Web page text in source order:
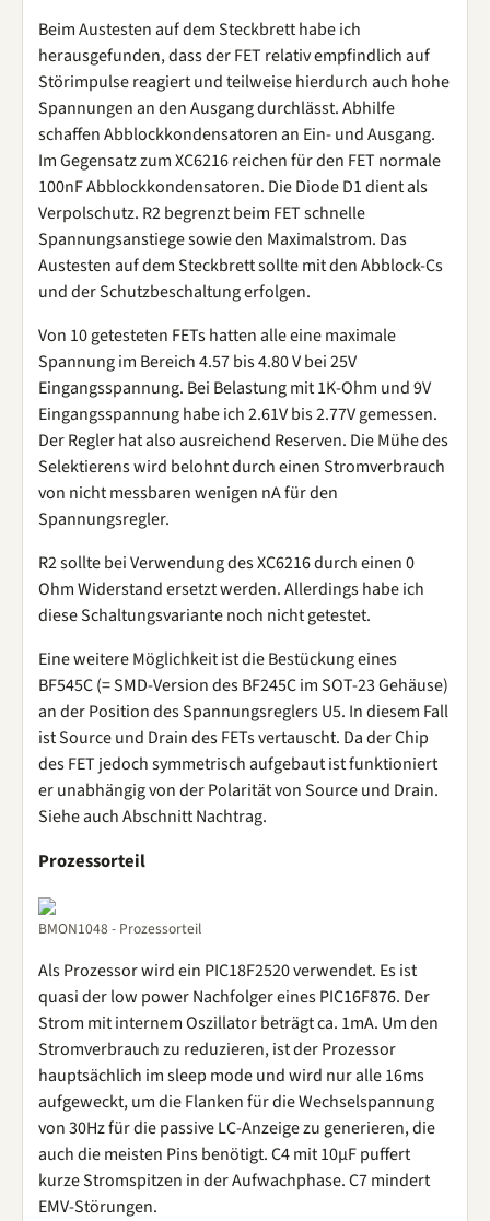
Beim Austesten auf dem Steckbrett habe ich
herausgefunden, dass der FET relativ empfindlich auf
Störimpulse reagiert und teilweise hierdurch auch hohe
Spannungen an den Ausgang durchlässt. Abhilfe
schaffen Abblockkondensatoren an Ein- und Ausgang.
Im Gegensatz zum XC6216 reichen für den FET normale
100nF Abblockkondensatoren. Die Diode D1 dient als
Verpolschutz. R2 begrenzt beim FET schnelle
Spannungsanstiege sowie den Maximalstrom. Das
Austesten auf dem Steckbrett sollte mit den Abblock-Cs
und der Schutzbeschaltung erfolgen.
Von 10 getesteten FETs hatten alle eine maximale
Spannung im Bereich 4.57 bis 4.80 V bei 25V
Eingangsspannung. Bei Belastung mit 1K-Ohm und 9V
Eingangsspannung habe ich 2.61V bis 2.77V gemessen.
Der Regler hat also ausreichend Reserven. Die Mühe des
Selektierens wird belohnt durch einen Stromverbrauch
von nicht messbaren wenigen nA für den
Spannungsregler.
R2 sollte bei Verwendung des XC6216 durch einen 0
Ohm Widerstand ersetzt werden. Allerdings habe ich
diese Schaltungsvariante noch nicht getestet.
Eine weitere Möglichkeit ist die Bestückung eines
BF545C (= SMD-Version des BF245C im SOT-23 Gehäuse)
an der Position des Spannungsreglers U5. In diesem Fall
ist Source und Drain des FETs vertauscht. Da der Chip
des FET jedoch symmetrisch aufgebaut ist funktioniert
er unabhängig von der Polarität von Source und Drain.
Siehe auch Abschnitt Nachtrag.
Prozessorteil
BMON1048 - Prozessorteil
Als Prozessor wird ein PIC18F2520 verwendet. Es ist
quasi der low power Nachfolger eines PIC16F876. Der
Strom mit internem Oszillator beträgt ca. 1mA. Um den
Stromverbrauch zu reduzieren, ist der Prozessor
hauptsächlich im sleep mode und wird nur alle 16ms
aufgeweckt, um die Flanken für die Wechselspannung
von 30Hz für die passive LC-Anzeige zu generieren, die
auch die meisten Pins benötigt. C4 mit 10µF puffert
kurze Stromspitzen in der Aufwachphase. C7 mindert
EMV-Störungen.